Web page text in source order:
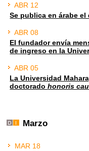
ABR 12
Se publica en árabe
ABR 08
El fundador envía
de ingreso en la
ABR 05
La Universidad
doctoradohonoris
Marzo
MAR 18